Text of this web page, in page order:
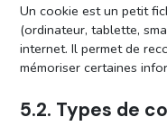
Un cookie est un petit
(ordinateur, tablette,
internet. Il permet de
mémoriser certaines
5.2. Types de